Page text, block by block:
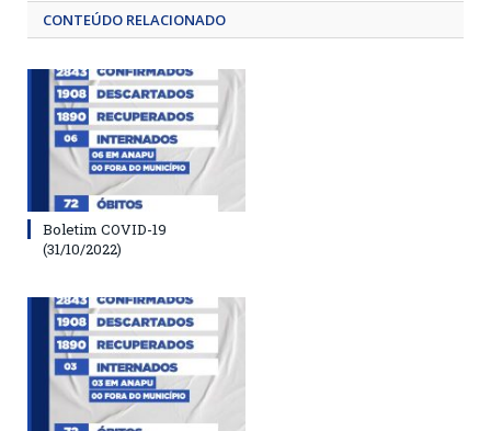
CONTEÚDO RELACIONADO
Boletim COVID-19
(31/10/2022)